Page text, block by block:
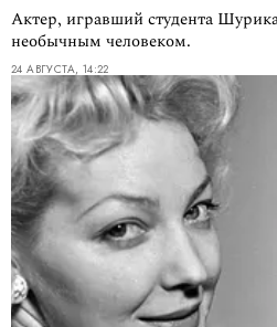
Актер, игравший студента
необычным человеком.
24 АВГУСТА, 14:22